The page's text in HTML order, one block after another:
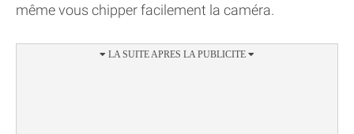
même vous chipper facilement la caméra.